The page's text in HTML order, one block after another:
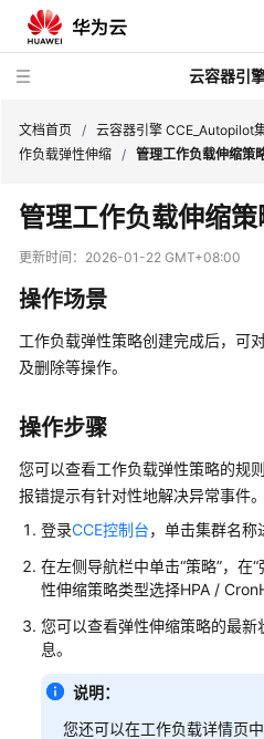
云容器引
最
动
态
服
公
产
品
绍
计
费
说
明
文档首页 / 云容器引擎 CCE_Autopilot
作负载弹性伸缩 / 管理工作负载伸缩策
管理工作负载伸缩策
更新时间： 2026-01-22 GMT+08:00
操作场景
工作负载弹性策略创建完成后，可
及删除等操作。
操作步骤
您可以查看工作负载弹性策略的规
报错提示有针对性地解决异常事件。
登录CCE控制台，单击集群名称
在左侧导航栏中单击“策略”，在
性伸缩策略类型选择HPA /
您可以查看弹性伸缩策略的最
息。
说明：
您还可以在工作负载详情页